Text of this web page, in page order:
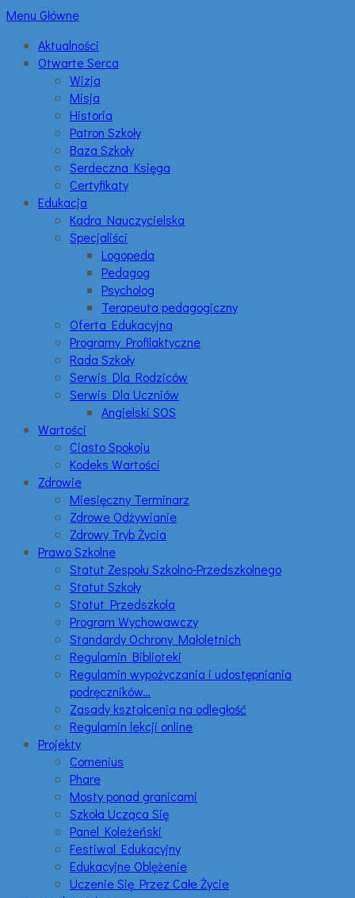
Menu Główne
Aktualności
Otwarte Serca
Wizja
Misja
Historia
Patron Szkoły
Baza Szkoły
Serdeczna Księga
Certyfikaty
Edukacja
Kadra Nauczycielska
Specjaliści
Logopeda
Pedagog
Psycholog
Terapeuta pedagogiczny
Oferta Edukacyjna
Programy Profilaktyczne
Rada Szkoły
Serwis Dla Rodziców
Serwis Dla Uczniów
Angielski SOS
Wartości
Ciasto Spokoju
Kodeks Wartości
Zdrowie
Miesięczny Terminarz
Zdrowe Odżywianie
Zdrowy Tryb Życia
Prawo Szkolne
Statut Zespołu Szkolno-Przedszkolnego
Statut Szkoły
Statut Przedszkola
Program Wychowawczy
Standardy Ochrony Małoletnich
Regulamin Biblioteki
Regulamin wypożyczania i udostępniania
podręczników…
Zasady kształcenia na odległość
Regulamin lekcji online
Projekty
Comenius
Phare
Mosty ponad granicami
Szkoła Ucząca Się
Panel Koleżeński
Festiwal Edukacyjny
Edukacyjne Oblężenie
Uczenie Się Przez Całe Życie